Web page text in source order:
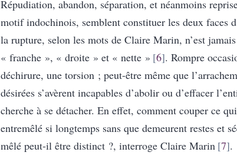
Répudiation, abandon, séparation, et néanmoins
motif indochinois, semblent constituer les deux faces
la rupture, selon les mots de Claire Marin, n’est
« franche », « droite » et « nette » 6 . Rompre
déchirure, une torsion ; peut-être même que
désirées s’avèrent incapables d’abolir ou d’effacer
cherche à se détacher. En effet, comment couper ce
entremêlé si longtemps sans que demeurent restes et
mêlé peut-il être distinct ?, interroge Claire Marin 7 .